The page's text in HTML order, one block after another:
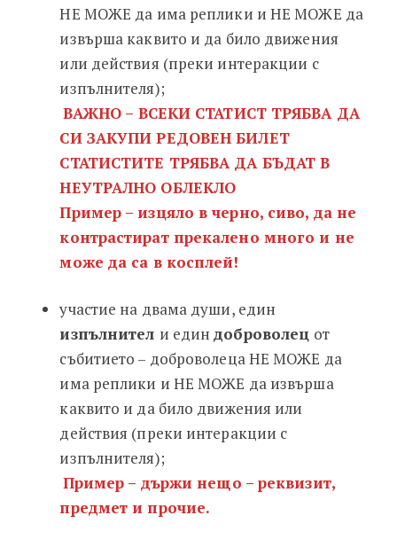
НЕ МОЖЕ да има реплики и НЕ МОЖЕ да
извърша каквито и да било движения
или действия (преки интеракции с
изпълнителя);
ВАЖНО – ВСЕКИ СТАТИСТ ТРЯБВА ДА
СИ ЗАКУПИ РЕДОВЕН БИЛЕТ
СТАТИСТИТЕ ТРЯБВА ДА БЪДАТ В
НЕУТРАЛНО ОБЛЕКЛО
Пример – изцяло в черно, сиво, да не
контрастират прекалено много и не
може да са в косплей!
участие на двама души, един
изпълнител и единдоброволец от
събитието – доброволеца НЕ МОЖЕ да
има реплики и НЕ МОЖЕ да извърша
каквито и да било движения или
действия (преки интеракции с
изпълнителя);
Пример – държи нещо – реквизит,
предмет и прочие.